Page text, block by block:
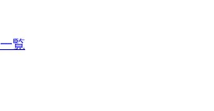
覧